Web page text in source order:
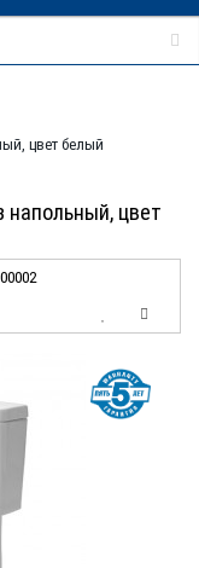
цвет белый
напольный, цвет